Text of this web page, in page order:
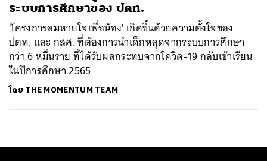
ระบบการศึกษาของ ปตท.
'โครงการลมหายใจเพื่อน้อง' เกิดขึ้นด้วยความตั้งใจของ
ปตท. และ กสศ. ที่ต้องการนำเด็กหลุดจากระบบการศึกษา
กว่า 6 หมื่นราย ที่ได้รับผลกระทบจากโควิด-19 กลับเข้าเรียน
ในปีการศึกษา 2565
โดย THE MOMENTUM TEAM